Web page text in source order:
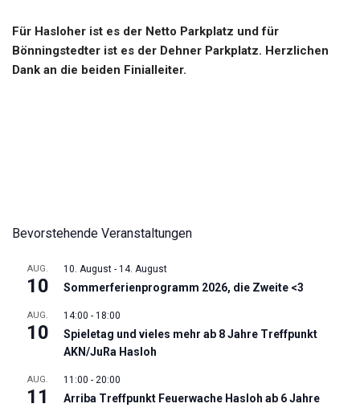
Für Hasloher ist es der Netto Parkplatz und für
Bönningstedter ist es der Dehner Parkplatz. Herzlichen
Dank an die beiden Finialleiter.
Bevorstehende Veranstaltungen
AUG.
10
10. August - 14. August
Sommerferienprogramm 2026, die Zweite <3
AUG.
10
14:00 - 18:00
Spieletag und vieles mehr ab 8 Jahre Treffpunkt
AKN/JuRa Hasloh
AUG.
11
11:00 - 20:00
Arriba Treffpunkt Feuerwache Hasloh ab 6 Jahre